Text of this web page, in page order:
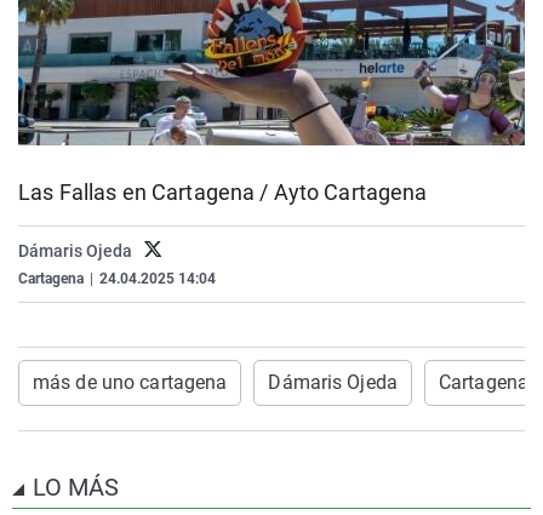
Las Fallas en Cartagena / Ayto Cartagena
Dámaris Ojeda
Cartagena 24.04.2025 14:04
más de uno cartagena Dámaris Ojeda Cartagena
LO MÁS